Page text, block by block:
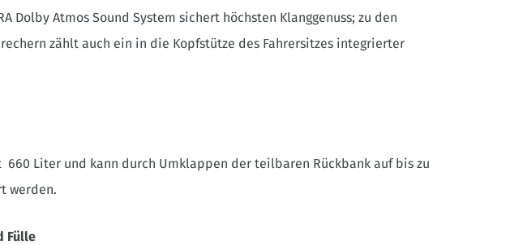
Dolby Atmos Sound System sichert höchsten Klanggenuss; zu den
zählt auch ein in die Kopfstütze des Fahrersitzes integrierter
660 Liter und kann durch Umklappen der teilbaren Rückbank auf bis zu
werden.
Fülle